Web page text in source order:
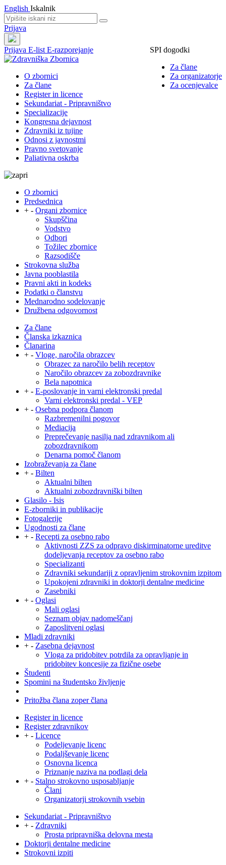
English Iskalnik
Prijava
Prijava
SPI dogodki
Za člane
Za organizatorje
Za ocenjevalce
E-list E-razporejanje
O zbornici
Za člane
Register in licence
Sekundariat - Pripravništvo
Specializacije
Kongresna dejavnost
Zdravniki iz tujine
Odnosi z javnostmi
Pravno svetovanje
Paliativna oskrba
O zbornici
Predsednica
+ - Organi zbornice
Skupščina
Vodstvo
Odbori
Tožilec zbornice
Razsodišče
Strokovna služba
Javna pooblastila
Pravni akti in kodeks
Podatki o članstvu
Mednarodno sodelovanje
Družbena odgovornost
Za člane
Članska izkaznica
Članarina
+ - Vloge, naročila obrazcev
Obrazec za naročilo belih receptov
Naročilo obrazcev za zobozdravnike
Bela napotnica
+ - E-poslovanje in varni elektronski predal
Varni elektronski predal - VEP
+ - Osebna podpora članom
Razbremenilni pogovor
Mediacija
Preprečevanje nasilja nad zdravnikom ali
zobozdravnikom
Denarna pomoč članom
Izobraževanja za člane
+ - Bilten
Aktualni bilten
Aktualni zobozdravniški bilten
Glasilo - Isis
E-zborniki in publikacije
Fotogalerije
Ugodnosti za člane
+ - Recepti za osebno rabo
Aktivnosti ZZS za odpravo diskirminatorne ureditve
dodeljevanja receptov za osebno rabo
Specializanti
Zdravniki sekundariji z opravljenim strokovnim izpitom
Upokojeni zdravniki in doktorji dentalne medicine
Zasebniki
+ - Oglasi
Mali oglasi
Seznam objav nadomeščanj
Zaposlitveni oglasi
Mladi zdravniki
+ - Zasebna dejavnost
Vloga za pridobitev potrdila za opravljanje in
pridobitev koncesije za fizične osebe
Študenti
Spomini na študentsko življenje
Pritožba člana zoper člana
Register in licence
Register zdravnikov
+ - Licence
Podeljevanje licenc
Podaljševanje licenc
Osnovna licenca
Priznanje naziva na podlagi dela
+ - Stalno strokovno usposabljanje
Člani
Organizatorji strokovnih vsebin
Sekundariat - Pripravništvo
+ - Zdravniki
Prosta pripravniška delovna mesta
Doktorji dentalne medicine
Strokovni izpiti